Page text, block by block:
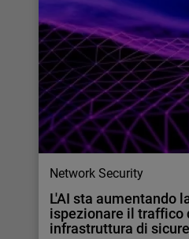
Network Security
L'AI sta aumentando
ispezionare il traffico
infrastruttura di